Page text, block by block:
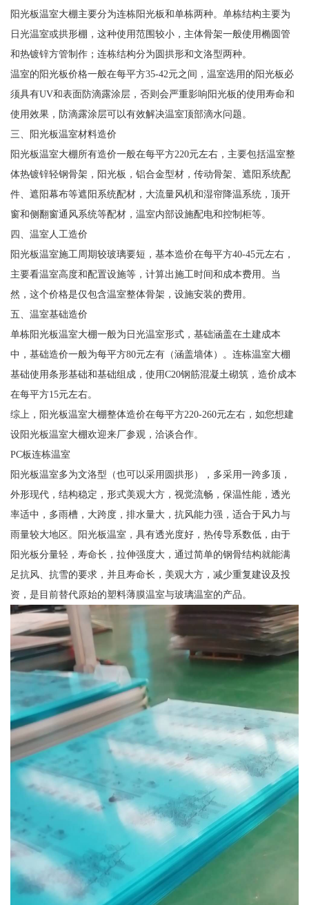
阳光板温室大棚主要分为连栋阳光板和单栋两种。单栋结构主要为
日光温室或拱形棚，这种使用范围较小，主体骨架一般使用椭圆管
和热镀锌方管制作；连栋结构分为圆拱形和文洛型两种。
温室的阳光板价格一般在每平方35-42元之间，温室选用的阳光板必
须具有UV和表面防滴露涂层，否则会严重影响阳光板的使用寿命和
使用效果，防滴露涂层可以有效解决温室顶部滴水问题。
三、阳光板温室材料造价
阳光板温室大棚所有造价一般在每平方220元左右，主要包括温室整
体热镀锌轻钢骨架，阳光板，铝合金型材，传动骨架、遮阳系统配
件、遮阳幕布等遮阳系统配材，大流量风机和湿帘降温系统，顶开
窗和侧翻窗通风系统等配材，温室内部设施配电和控制柜等。
四、温室人工造价
阳光板温室施工周期较玻璃要短，基本造价在每平方40-45元左右，
主要看温室高度和配置设施等，计算出施工时间和成本费用。当
然，这个价格是仅包含温室整体骨架，设施安装的费用。
五、温室基础造价
单栋阳光板温室大棚一般为日光温室形式，基础涵盖在土建成本
中，基础造价一般为每平方80元左有（涵盖墙体）。连栋温室大棚
基础使用条形基础和基础组成，使用C20钢筋混凝土砌筑，造价成本
在每平方15元左右。
综上，阳光板温室大棚整体造价在每平方220-260元左右，如您想建
设阳光板温室大棚欢迎来厂参观，洽谈合作。
PC板连栋温室
阳光板温室多为文洛型（也可以采用圆拱形），多采用一跨多顶，
外形现代，结构稳定，形式美观大方，视觉流畅，保温性能，透光
率适中，多雨槽，大跨度，排水量大，抗风能力强，适合于风力与
雨量较大地区。阳光板温室，具有透光度好，热传导系数低，由于
阳光板分量轻，寿命长，拉伸强度大，通过简单的钢骨结构就能满
足抗风、抗雪的要求，并且寿命长，美观大方，减少重复建设及投
资，是目前替代原始的塑料薄膜温室与玻璃温室的产品。